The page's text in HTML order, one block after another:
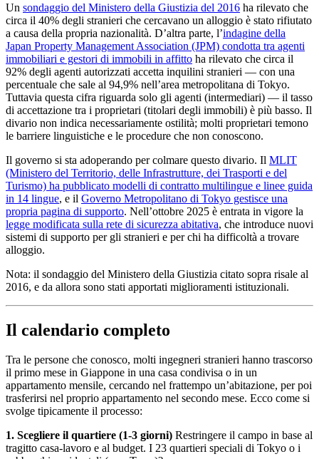
Un sondaggio del Ministero della Giustizia del 2016 ha rilevato che
circa il 40% degli stranieri che cercavano un alloggio è stato rifiutato
a causa della propria nazionalità. D’altra parte, l’indagine della
Japan Property Management Association (JPM) condotta tra agenti
immobiliari e gestori di immobili in affitto ha rilevato che circa il
92% degli agenti autorizzati accetta inquilini stranieri — con una
percentuale che sale al 94,9% nell’area metropolitana di Tokyo.
Tuttavia questa cifra riguarda solo gli agenti (intermediari) — il tasso
di accettazione tra i proprietari (titolari degli immobili) è più basso. Il
divario non indica necessariamente ostilità; molti proprietari temono
le barriere linguistiche e le procedure che non conoscono.
Il governo si sta adoperando per colmare questo divario. Il MLIT
(Ministero del Territorio, delle Infrastrutture, dei Trasporti e del
Turismo) ha pubblicato modelli di contratto multilingue e linee guida
in 14 lingue, e il Governo Metropolitano di Tokyo gestisce una
propria pagina di supporto. Nell’ottobre 2025 è entrata in vigore la
legge modificata sulla rete di sicurezza abitativa, che introduce nuovi
sistemi di supporto per gli stranieri e per chi ha difficoltà a trovare
alloggio.
Nota: il sondaggio del Ministero della Giustizia citato sopra risale al
2016, e da allora sono stati apportati miglioramenti istituzionali.
Il calendario completo
Tra le persone che conosco, molti ingegneri stranieri hanno trascorso
il primo mese in Giappone in una casa condivisa o in un
appartamento mensile, cercando nel frattempo un’abitazione, per poi
trasferirsi nel proprio appartamento nel secondo mese. Ecco come si
svolge tipicamente il processo:
1. Scegliere il quartiere (1-3 giorni) Restringere il campo in base al
tragitto casa-lavoro e al budget. I 23 quartieri speciali di Tokyo o i